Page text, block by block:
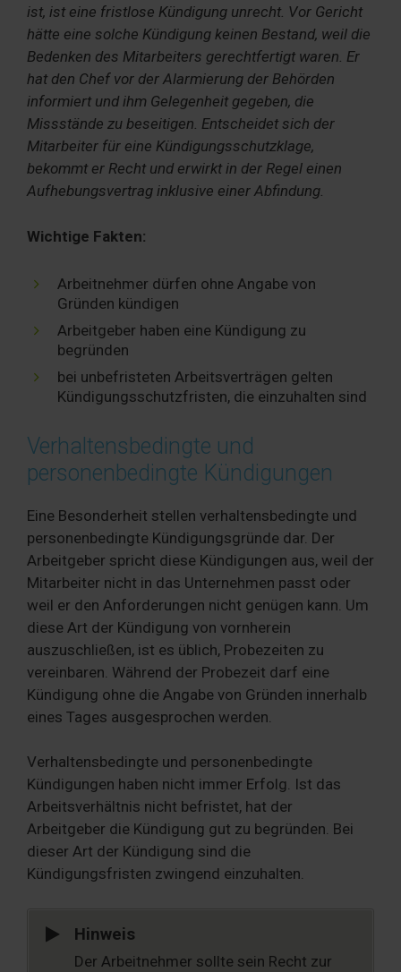
ist, ist eine fristlose Kündigung unrecht. Vor Gericht
hätte eine solche Kündigung keinen Bestand, weil die
Bedenken des Mitarbeiters gerechtfertigt waren. Er
hat den Chef vor der Alarmierung der Behörden
informiert und ihm Gelegenheit gegeben, die
Missstände zu beseitigen. Entscheidet sich der
Mitarbeiter für eine Kündigungsschutzklage,
bekommt er Recht und erwirkt in der Regel einen
Aufhebungsvertrag inklusive einer Abfindung.
Wichtige Fakten:
Arbeitnehmer dürfen ohne Angabe von
Gründen kündigen
Arbeitgeber haben eine Kündigung zu
begründen
bei unbefristeten Arbeitsverträgen gelten
Kündigungsschutzfristen, die einzuhalten sind
Verhaltensbedingte und
personenbedingte Kündigungen
Eine Besonderheit stellen verhaltensbedingte und
personenbedingte Kündigungsgründe dar. Der
Arbeitgeber spricht diese Kündigungen aus, weil der
Mitarbeiter nicht in das Unternehmen passt oder
weil er den Anforderungen nicht genügen kann. Um
diese Art der Kündigung von vornherein
auszuschließen, ist es üblich, Probezeiten zu
vereinbaren. Während der Probezeit darf eine
Kündigung ohne die Angabe von Gründen innerhalb
eines Tages ausgesprochen werden.
Verhaltensbedingte und personenbedingte
Kündigungen haben nicht immer Erfolg. Ist das
Arbeitsverhältnis nicht befristet, hat der
Arbeitgeber die Kündigung gut zu begründen. Bei
dieser Art der Kündigung sind die
Kündigungsfristen zwingend einzuhalten.
Hinweis
Der Arbeitnehmer sollte sein Recht zur